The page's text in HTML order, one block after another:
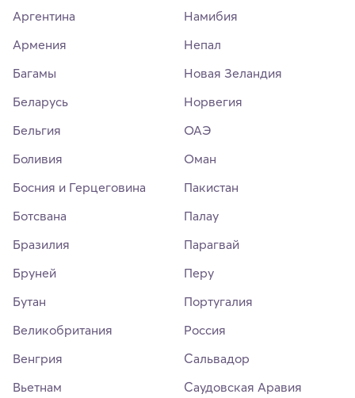
Аргентина
Армения
Багамы
Беларусь
Бельгия
Боливия
Босния и Герцеговина
Ботсвана
Бразилия
Бруней
Бутан
Великобритания
Венгрия
Вьетнам
Намибия
Непал
Новая Зеландия
Норвегия
ОАЭ
Оман
Пакистан
Палау
Парагвай
Перу
Португалия
Россия
Сальвадор
Саудовская Аравия